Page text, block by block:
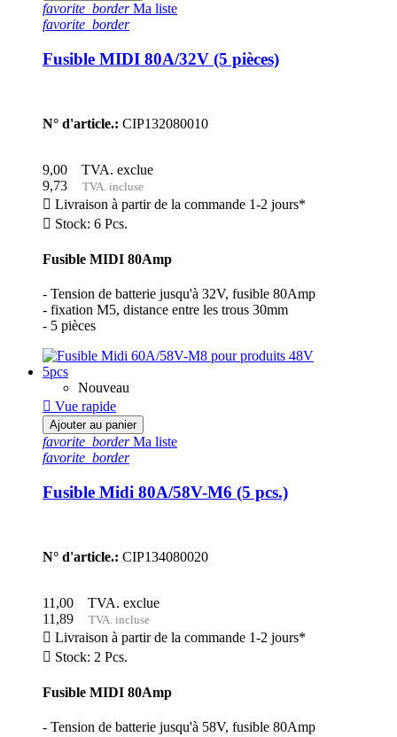
favorite_borderMa liste
favorite_border
Fusible MIDI 80A/32V (5 pièces)
N° d'article.: CIP132080010
9,00
TVA. exclue
9,73
TVA. incluse
 Livraison à partir de la commande 1-2 jours*
 Stock: 6 Pcs.
Fusible MIDI 80Amp
- Tension de batterie jusqu'à 32V, fusible 80Amp
- fixation M5, distance entre les trous 30mm
- 5 pièces
Nouveau
 Vue rapide
Ajouter au panier
favorite_borderMa liste
favorite_border
Fusible Midi 80A/58V-M6 (5 pcs.)
N° d'article.: CIP134080020
11,00
TVA. exclue
11,89
TVA. incluse
 Livraison à partir de la commande 1-2 jours*
 Stock: 2 Pcs.
Fusible MIDI 80Amp
- Tension de batterie jusqu'à 58V, fusible 80Amp